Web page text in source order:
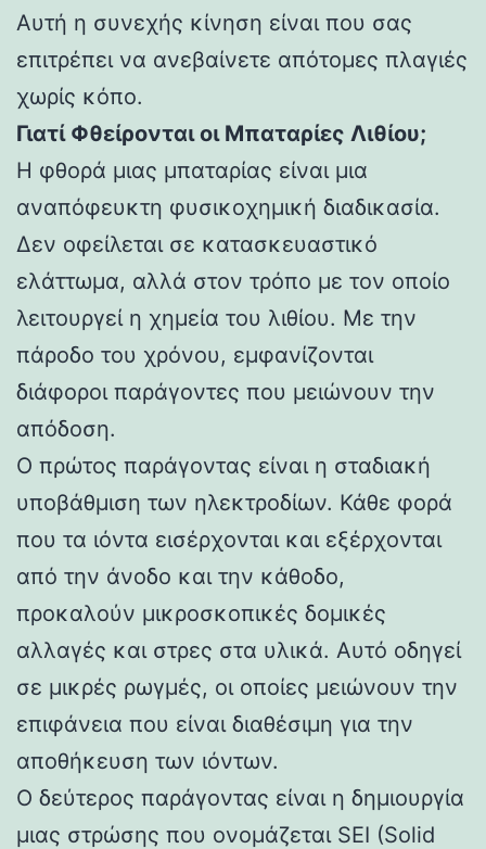
Αυτή η συνεχής κίνηση είναι που σας
επιτρέπει να ανεβαίνετε απότομες πλαγιές
χωρίς κόπο.
Γιατί Φθείρονται οι Μπαταρίες Λιθίου;
Η φθορά μιας μπαταρίας είναι μια
αναπόφευκτη φυσικοχημική διαδικασία.
Δεν οφείλεται σε κατασκευαστικό
ελάττωμα, αλλά στον τρόπο με τον οποίο
λειτουργεί η χημεία του λιθίου. Με την
πάροδο του χρόνου, εμφανίζονται
διάφοροι παράγοντες που μειώνουν την
απόδοση.
Ο πρώτος παράγοντας είναι η σταδιακή
υποβάθμιση των ηλεκτροδίων. Κάθε φορά
που τα ιόντα εισέρχονται και εξέρχονται
από την άνοδο και την κάθοδο,
προκαλούν μικροσκοπικές δομικές
αλλαγές και στρες στα υλικά. Αυτό οδηγεί
σε μικρές ρωγμές, οι οποίες μειώνουν την
επιφάνεια που είναι διαθέσιμη για την
αποθήκευση των ιόντων.
Ο δεύτερος παράγοντας είναι η δημιουργία
μιας στρώσης που ονομάζεται SEI (Solid